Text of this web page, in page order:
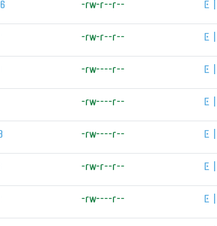
-rw-r--r-- E
-rw-r--r-- E
-rw----r-- E
-rw----r-- E
-rw----r-- E
-rw-r--r-- E
-rw----r-- E